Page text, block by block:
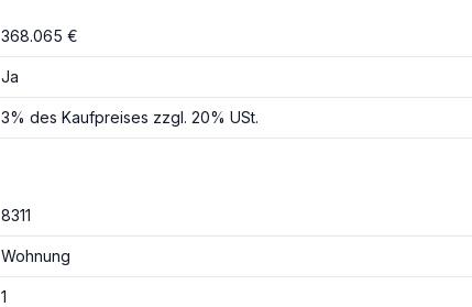
368.065 €
Ja
3% des Kaufpreises zzgl. 20% USt.
8311
Wohnung
1